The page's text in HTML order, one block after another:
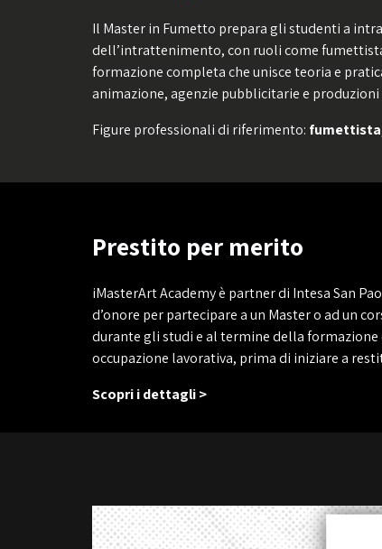
Il Master in Fumetto prepara gli studenti a
dell’intrattenimento, con ruoli come
formazione completa che unisce teoria e
animazione, agenzie pubblicitarie e
Figure professionali di riferimento: fumettista
Prestito per merito
iMasterArt Academy è partner di Intesa San
d’onore per partecipare a un Master o ad un
durante gli studi e al termine della
occupazione lavorativa, prima di iniziare a
Scopri i dettagli >